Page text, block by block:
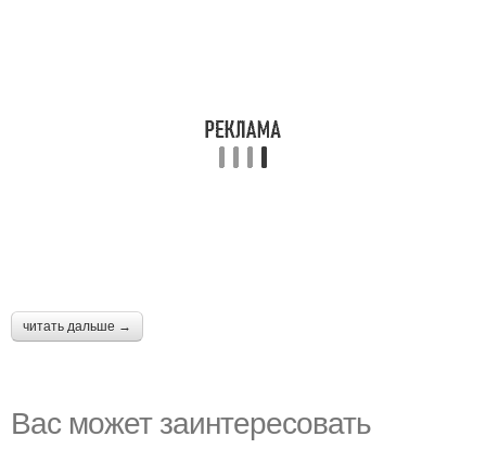
читать дальше →
Вас может заинтересовать